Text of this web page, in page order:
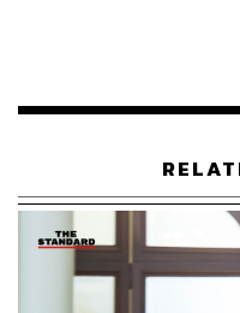
ประมาณ 40 กิโลเมตร สู
ภายหลังได้รับข้อมูลดังกล่
ชุดประสานงานชายแดน
ว่าจะเร่งตรวจสอบให้